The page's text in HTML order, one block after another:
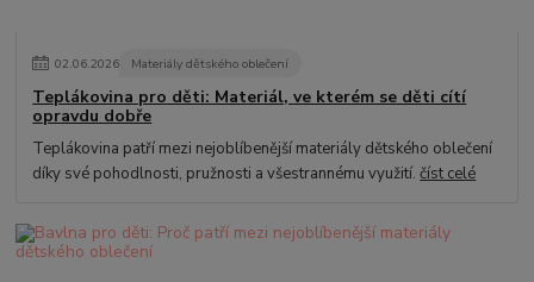
02.06.2026 Materiály dětského oblečení
Teplákovina pro děti: Materiál, ve kterém se děti cítí
opravdu dobře
Teplákovina patří mezi nejoblíbenější materiály dětského oblečení
díky své pohodlnosti, pružnosti a všestrannému využití.číst celé